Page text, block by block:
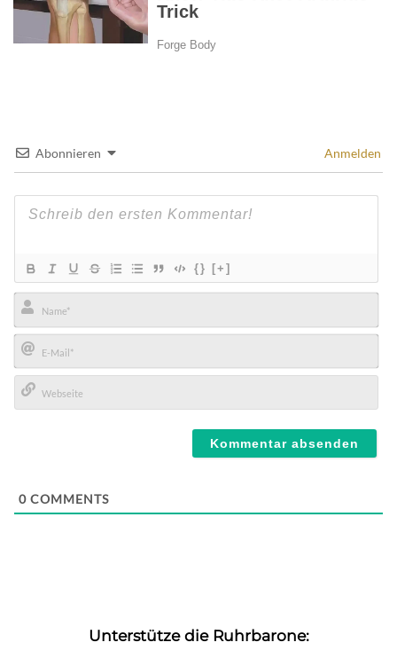
Abonnieren Anmelden
{} [+]
Name*
E-
Mail*
0 COMMENTS
Unterstütze die Ruhrbarone: